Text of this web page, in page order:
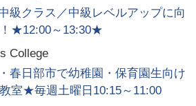
級クラス／中級レベルアップに向
★12:00～13:30★
College
春日部市で幼稚園・保育園生向け
室★毎週土曜日10:15～11:00